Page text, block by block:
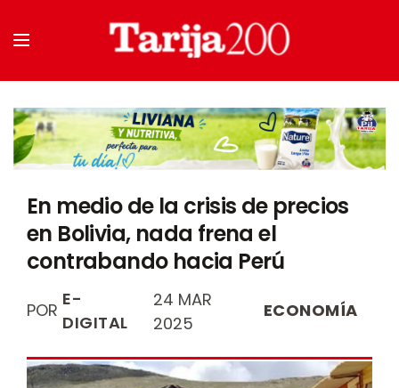
En medio de la crisis de precios
en Bolivia, nada frena el
contrabando hacia Perú
POR
E-
DIGITAL
24 MAR
2025
ECONOMÍA